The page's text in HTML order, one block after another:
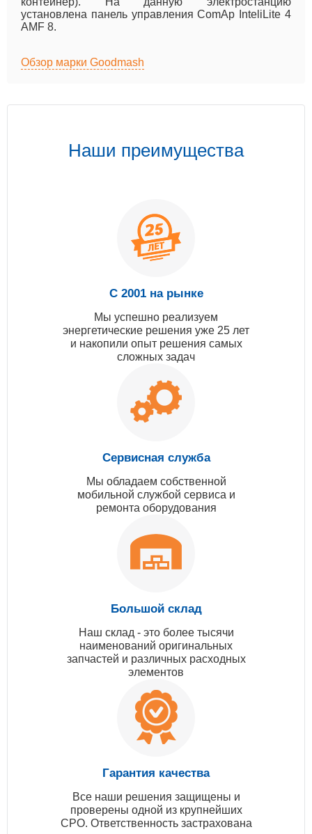
установлена панель управления ComAp InteliLite 4
AMF 8.
Обзор марки Goodmash
Наши преимущества
С 2001 на рынке
Мы успешно реализуем
энергетические решения уже 25 лет
и накопили опыт решения самых
сложных задач
Сервисная служба
Мы обладаем собственной
мобильной службой сервиса и
ремонта оборудования
Большой склад
Наш склад - это более тысячи
наименований оригинальных
запчастей и различных расходных
элементов
Гарантия качества
Все наши решения защищены и
проверены одной из крупнейших
СРО. Ответственность застрахована